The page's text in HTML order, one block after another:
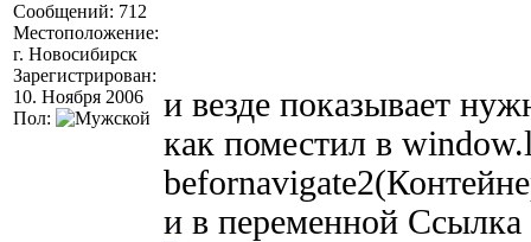
Сообщений: 712
Местоположение:
г. Новосибирск
Зарегистрирован:
10. Ноября 2006
Пол:
и везде показывает
как поместил в
и в переменной Ссылка